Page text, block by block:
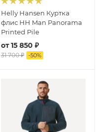
Helly Hansen Куртка
флис HH Man Panorama
Printed Pile
от15 850 ₽
31 700 ₽ -50%